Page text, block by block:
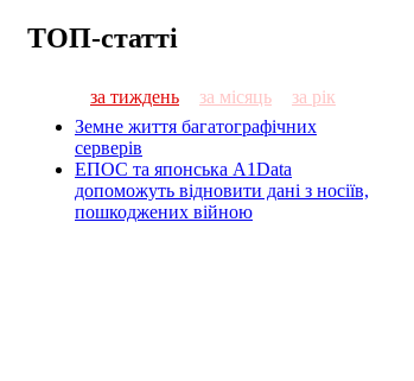
ТОП-статті
за тиждень за місяць
за рік
Земне життя багатографічних
серверів
ЕПОС та японська A1Data
допоможуть відновити дані з носіїв,
пошкоджених війною